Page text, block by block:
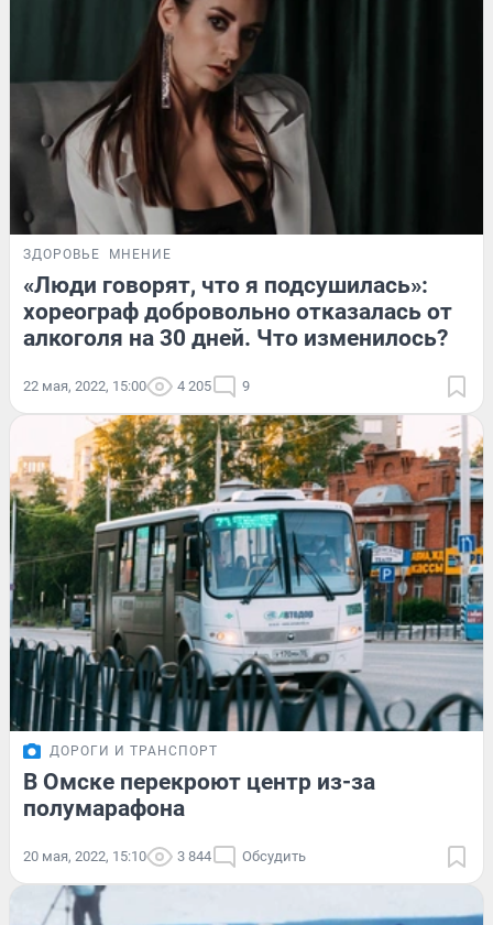
ЗДОРОВЬЕ МНЕНИЕ
«Люди говорят, что я подсушилась»:
хореограф добровольно отказалась от
алкоголя на 30 дней. Что изменилось?
22 мая, 2022, 15:00 4 205 9
ДОРОГИ И ТРАНСПОРТ
В Омске перекроют центр из-за
полумарафона
20 мая, 2022, 15:10 3 844 Обсудить